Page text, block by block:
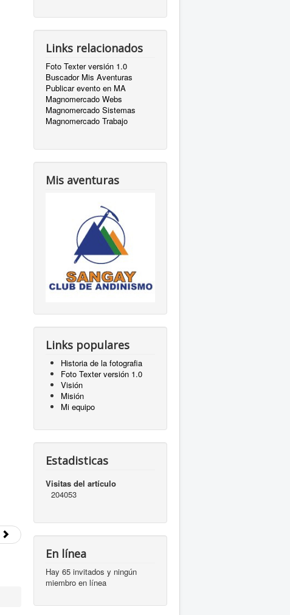
Links relacionados
Foto Texter versión 1.0
Buscador Mis Aventuras
Publicar evento en MA
Magnomercado Webs
Magnomercado Sistemas
Magnomercado Trabajo
Mis aventuras
Links populares
Historia de la fotografia
Foto Texter versión 1.0
Visión
Misión
Mi equipo
Estadisticas
Visitas del artículo
204053
En línea
Hay 65 invitados y ningún
miembro en línea